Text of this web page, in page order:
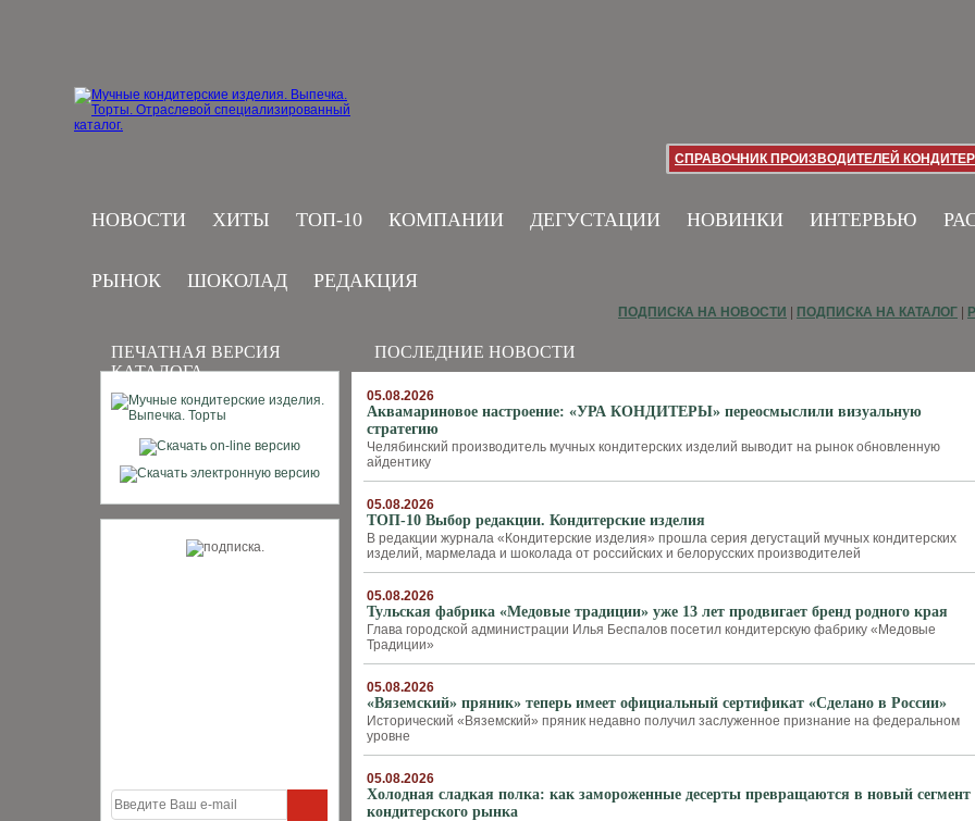
СПРАВОЧНИК ПРОИЗВОДИТЕЛЕЙ
НОВОСТИ ХИТЫ ТОП-10 КОМПАНИИ ДЕГУСТАЦИИ НОВИНКИ ИНТЕРВЬЮ
РЫНОК ШОКОЛАД РЕДАКЦИЯ
ПЕЧАТНАЯ ВЕРСИЯ
КАТАЛОГА
ПОДПИСКА НА НОВОСТИ ПОДПИСКА НА КАТАЛОГ
ПОСЛЕДНИЕ НОВОСТИ
05.08.2026
Аквамариновое настроение: «УРА КОНДИТЕРЫ» переосмыслили визуальную
стратегию
Челябинский производитель мучных кондитерских изделий выводит на рынок обновленную
айдентику
05.08.2026
ТОП-10 Выбор редакции. Кондитерские изделия
В редакции журнала «Кондитерские изделия» прошла серия дегустаций мучных кондитерских
изделий, мармелада и шоколада от российских и белорусских производителей
05.08.2026
Тульская фабрика «Медовые традиции» уже 13 лет продвигает бренд родного края
Глава городской администрации Илья Беспалов посетил кондитерскую фабрику «Медовые
Традиции»
05.08.2026
«Вяземский» пряник» теперь имеет официальный сертификат «Сделано в России»
Исторический «Вяземский» пряник недавно получил заслуженное признание на федеральном
уровне
05.08.2026
Холодная сладкая полка: как замороженные десерты превращаются в новый сегмент
кондитерского рынка